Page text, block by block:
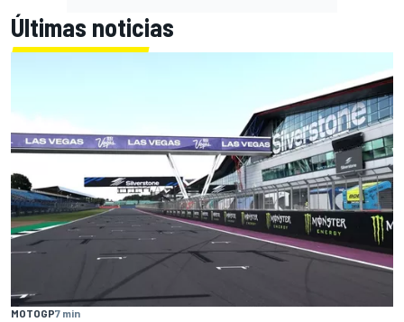
Últimas noticias
MOTOGP7 min